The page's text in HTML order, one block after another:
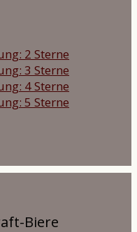
2 Sterne
3 Sterne
4 Sterne
5 Sterne
Biere